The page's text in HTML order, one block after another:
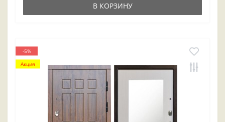
В КОРЗИНУ
-5%
Акция